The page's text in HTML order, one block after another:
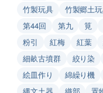
竹製玩具
竹製郷土
第44回
第九 筧
粉引
紅梅 紅葉
細畝古墳群
絞り染
絵皿作り
綿繰り機
縄文土器
織部 置